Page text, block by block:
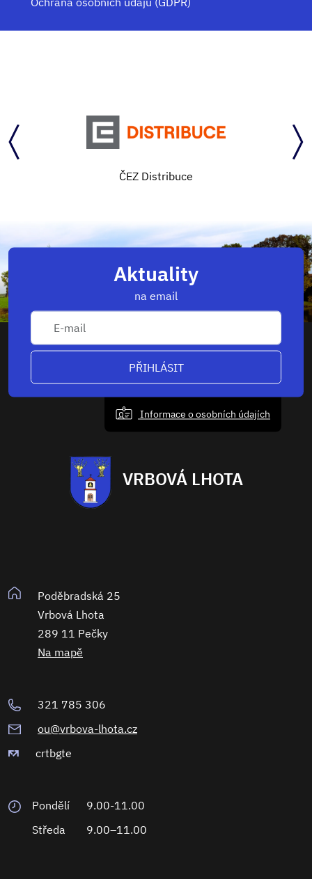
ČEZ Distribuce
Aktuality
na email
PŘIHLÁSIT
Informace o osobních údajích
VRBOVÁ LHOTA
Poděbradská 25
Vrbová Lhota
289 11 Pečky
Na mapě
321 785 306
ou@vrbova-lhota.cz
crtbgte
Pondělí
9.00-11.00
Středa
9.00–11.00